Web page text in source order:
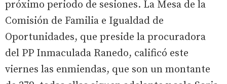
próximo periodo de sesiones. La Mesa de la
Comisión de Familia e Igualdad de
Oportunidades, que preside la procuradora
del PP Inmaculada Ranedo, calificó este
viernes las enmiendas, que son un montante